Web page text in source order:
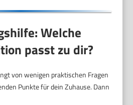
Welche
passt zu dir?
von wenigen praktischen Fragen
Punkte für dein Zuhause. Dann